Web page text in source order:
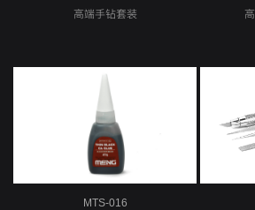
高端手钻套装
MTS-016